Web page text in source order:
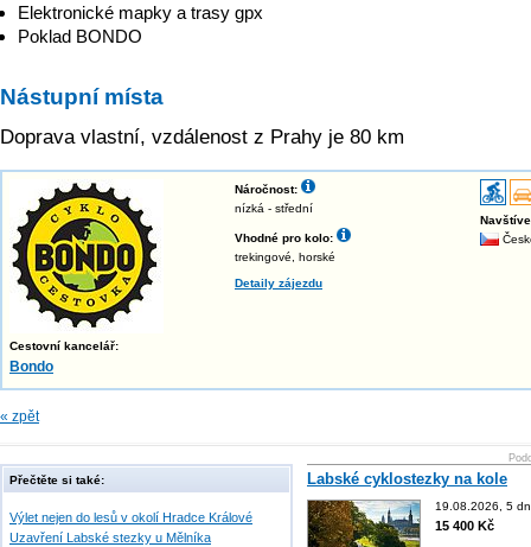
Elektronické mapky a trasy gpx
Poklad BONDO
Nástupní místa
Doprava vlastní, vzdálenost z Prahy je 80 km
Cestovní kancelář:
Bondo
Náročnost:
nízká - střední
Vhodné pro kolo:
trekingové, horské
Detaily zájezdu
« zpět
Přečtěte si také:
Výlet nejen do lesů v okolí Hradce Králové
Uzavření Labské stezky u Mělníka
Labské cyklostezky na kole
19.08.2026, 5
15 400 Kč